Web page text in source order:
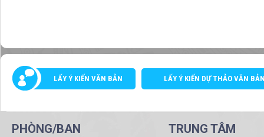
LẤY Ý KIẾN VĂN BẢN LẤY Ý KIẾN DỰ THẢO VĂN
PHÒNG/BAN TRUNG TÂM